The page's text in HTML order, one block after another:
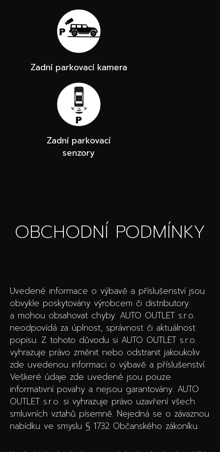
Zadní parkovací kamera
Zadní parkovací
senzory
OBCHODNÍ PODMÍNKY
Uvedené informace o výbavě a příslušenství jsou
obvykle poskytovány výrobcem či distributory
a mohou obsahovat chyby. AUTO OUTLET s.r.o.
neodpovídá za úplnost, správnost či aktuálnost
popisu. Z tohoto důvodu si AUTO OUTLET s.r.o.
vyhrazuje právo změnit nebo odstranit jakoukoliv
zde uvedenou informaci o výbavě a příslušenství.
Veškeré údaje zde uvedené jsou pouze
informativní povahy a nejsou garantovány. AUTO
OUTLET s.r.o. si vyhrazuje právo uzavření všech
smluvních vztahů písemně. Nejedná se o závaznou
nabídku ve smyslu § 1732 Občanského zákoníku.